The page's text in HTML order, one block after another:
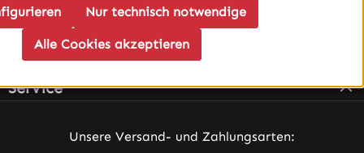
Infos
Service
Unsere Versand- und Zahlungsarten:
Nur technisch notwendige
Alle Cookies akzeptieren